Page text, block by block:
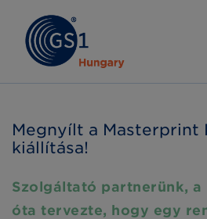
Megnyílt a Masterprint
kiállítása!
Szolgáltató partnerünk, a
óta tervezte, hogy egy